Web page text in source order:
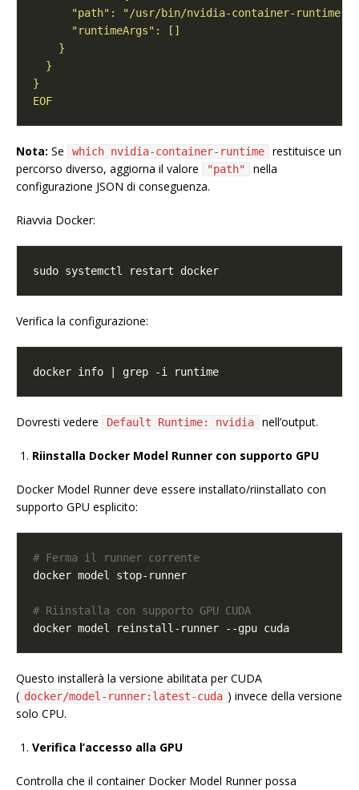
EOF
Nota: Se which nvidia-container-runtime
restituisce un
percorso diverso, aggiorna il valore
"path"
nella
configurazione JSON di conseguenza.
Riavvia Docker:
Verifica la configurazione:
Dovresti vedere Default Runtime: nvidia nell’output.
Riinstalla Docker Model Runner con supporto GPU
Docker Model Runner deve essere installato/riinstallato con
supporto GPU esplicito:
# Ferma il runner corrente
# Riinstalla con supporto GPU CUDA
Questo installerà la versione abilitata per CUDA
( docker/model-runner:latest-cuda ) invece della versione
solo CPU.
Verifica l’accesso alla GPU
Controlla che il container Docker Model Runner possa